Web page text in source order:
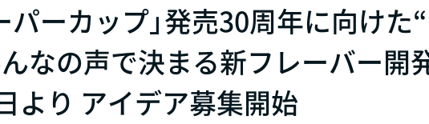
パーカップ」発売30周年に向けた
んなの声で決まる新フレーバー開
より アイデア募集開始